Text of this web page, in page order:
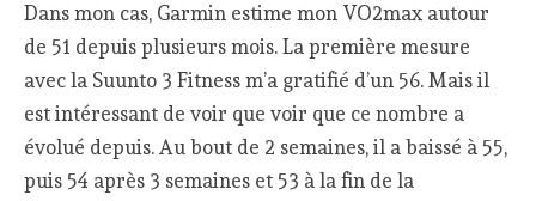
Dans mon cas, Garmin estime mon VO2max autour
de 51 depuis plusieurs mois. La première mesure
avec la Suunto 3 Fitness m’a gratifié d’un 56. Mais il
est intéressant de voir que voir que ce nombre a
évolué depuis. Au bout de 2 semaines, il a baissé à 55,
puis 54 après 3 semaines et 53 à la fin de la